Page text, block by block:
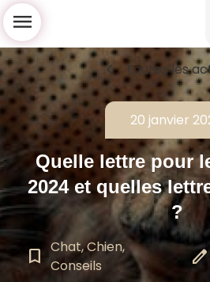
menu
chevron_left Toutes les
20 janvier
Quelle lettre pour
2024 et quelles
?
bookmark_border Chat, Chien,
Conseils
edit